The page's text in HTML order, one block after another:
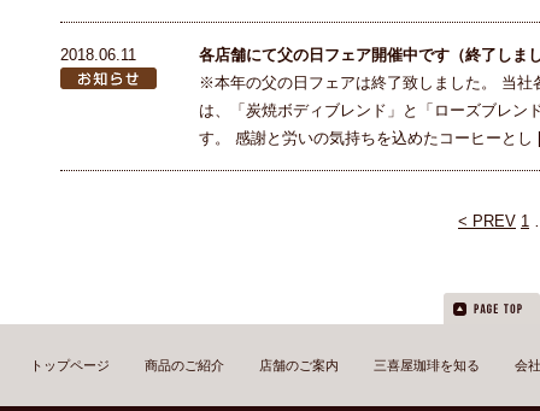
2018.06.11
各店舗にて父の日フェア開催中です（終了しま
※本年の父の日フェアは終了致しました。 当
は、「炭焼ボディブレンド」と「ローズブレン
す。 感謝と労いの気持ちを込めたコーヒーと
< PREV 1
トップページ 商品のご紹介 店舗のご案内 三喜屋珈琲を知る 会